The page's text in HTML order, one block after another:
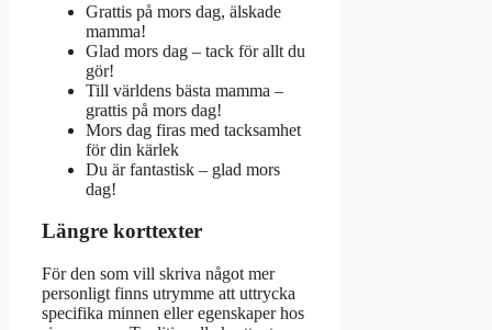
Grattis på mors dag, älskade
mamma!
Glad mors dag – tack för allt du
gör!
Till världens bästa mamma –
grattis på mors dag!
Mors dag firas med tacksamhet
för din kärlek
Du är fantastisk – glad mors
dag!
Längre korttexter
För den som vill skriva något mer
personligt finns utrymme att uttrycka
specifika minnen eller egenskaper hos